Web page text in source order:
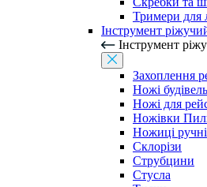
Тримери для
Інструмент
Інструмент
Захоплення
Ножі
Ножі для
Ножівки
Ножиці ручні
Склорізи
Струбцини
Стусла